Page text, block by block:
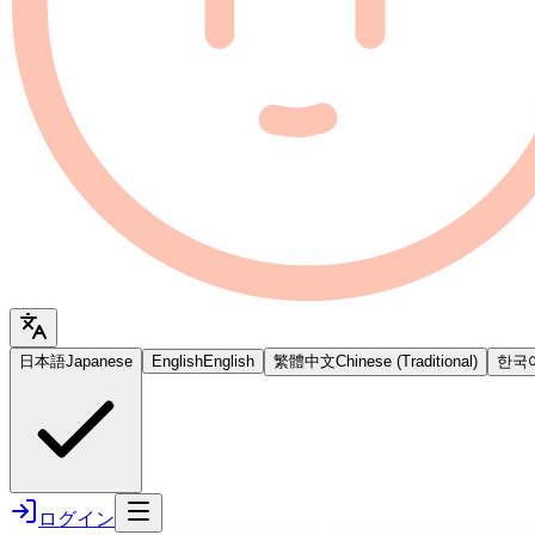
日本語Japanese EnglishEnglish 繁體中文Chinese (Traditional) 한국
ログイン